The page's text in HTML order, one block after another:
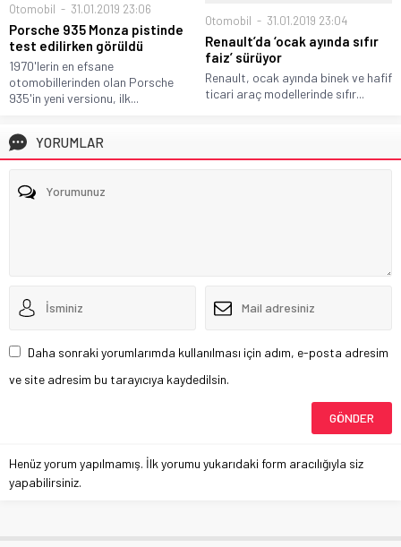
Otomobil 31.01.2019 23:06
Porsche 935 Monza pistinde
test edilirken görüldü
1970'lerin en efsane
otomobillerinden olan Porsche
935'in yeni versionu, ilk...
Otomobil 31.01.2019 23:04
Renault’da ‘ocak ayında sıfır
faiz’ sürüyor
Renault, ocak ayında binek ve hafif
ticari araç modellerinde sıfır...
YORUMLAR
Daha sonraki yorumlarımda kullanılması için adım, e-posta adresim
ve site adresim bu tarayıcıya kaydedilsin.
Henüz yorum yapılmamış. İlk yorumu yukarıdaki form aracılığıyla siz
yapabilirsiniz.